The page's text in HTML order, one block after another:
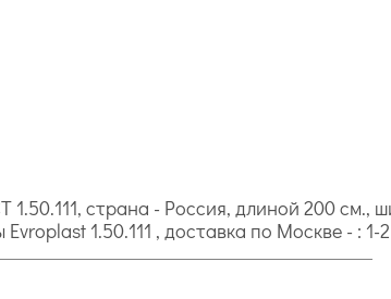
страна - Россия, длиной 200 cм.,
1.50.111 , доставка по Москве - :